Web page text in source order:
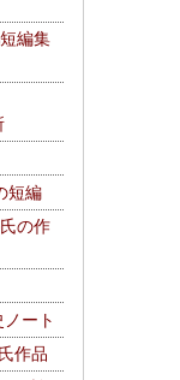
編集
短編
の作
ート
作品